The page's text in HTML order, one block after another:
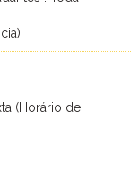
(Horário de